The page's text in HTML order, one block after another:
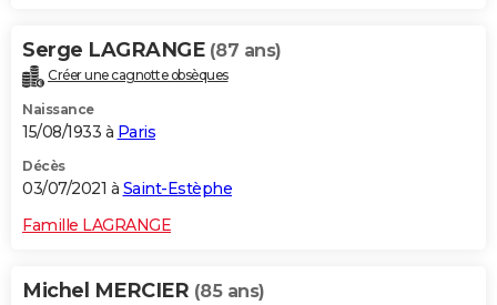
Serge LAGRANGE (87 ans)
Créer une cagnotte obsèques
Naissance
15/08/1933 à Paris
Décès
03/07/2021 à Saint-Estèphe
Famille LAGRANGE
Michel MERCIER (85 ans)